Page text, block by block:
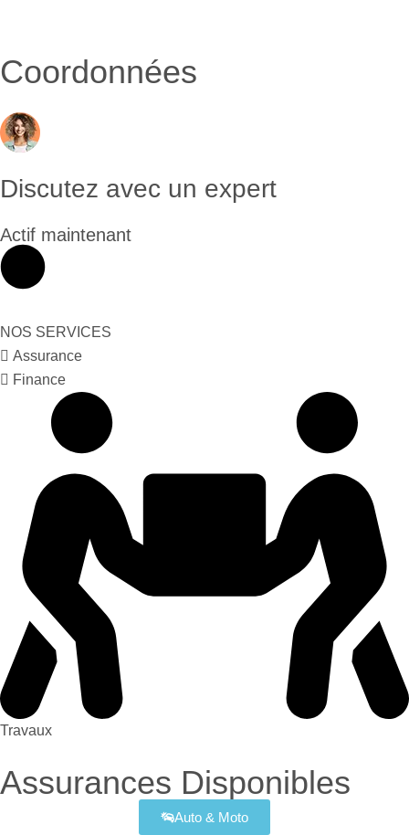
Coordonnées
Discutez avec un expert
Actif maintenant
NOS SERVICES
Assurance
Finance
Travaux
Assurances Disponibles
Auto & Moto